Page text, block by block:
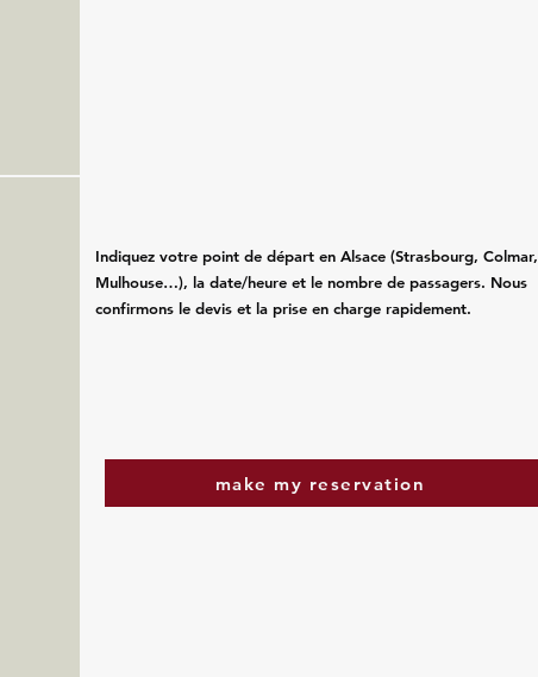
Indiquez votre point de départ en Alsace (Strasbourg, Colmar,
Mulhouse…), la date/heure et le nombre de passagers. Nous
confirmons le devis et la prise en charge rapidement.
make my reservation